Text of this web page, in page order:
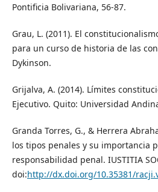
Pontificia Bolivariana, 56-87.
Grau, L. (2011). El
para un curso de historia de las
Dykinson.
Grijalva, A. (2014). Límites
Ejecutivo. Quito: Universidad
Granda Torres, G., & Herrera
los tipos penales y su importancia
responsabilidad penal. IUSTITIA
doi:http://dx.doi.org/10.35381/